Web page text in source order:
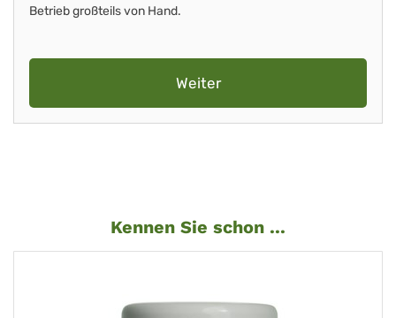
Betrieb großteils von Hand.
Weiter
Kennen Sie schon ...